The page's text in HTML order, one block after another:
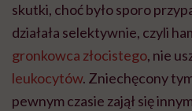
skutki, choć było sporo
działała selektywnie, czyli
gronkowca złocistego, nie
leukocytów. Zniechęcony
pewnym czasie zajął się